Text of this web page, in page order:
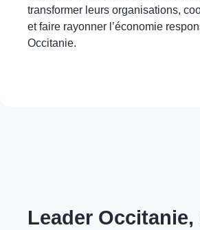
transformer leurs organisations,
et faire rayonner l’économie
Occitanie.
Leader Occitanie,